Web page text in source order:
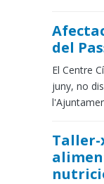
del
El Centre
juny, no